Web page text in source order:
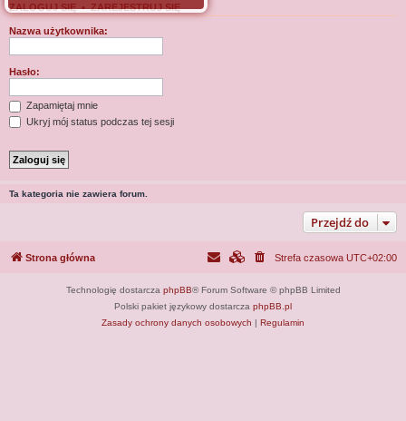
ZALOGUJ SIĘ•ZAREJESTRUJ SIĘ
Nazwa użytkownika:
Hasło:
Zapamiętaj mnie
Ukryj mój status podczas tej sesji
Ta kategoria nie zawiera forum.
Przejdź do
Strona główna Strefa czasowa UTC+02:00
Technologię dostarcza phpBB® Forum Software © phpBB Limited
Polski pakiet językowy dostarcza phpBB.pl
Zasady ochrony danych osobowych | Regulamin